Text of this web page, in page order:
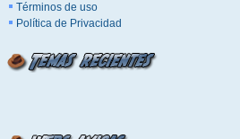
Términos de uso
Política de Privacidad